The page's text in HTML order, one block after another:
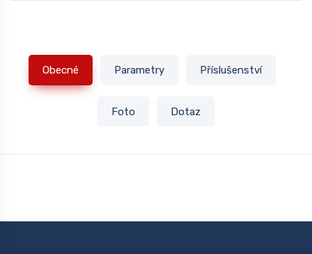
Obecné Parametry Příslušenství
Foto Dotaz